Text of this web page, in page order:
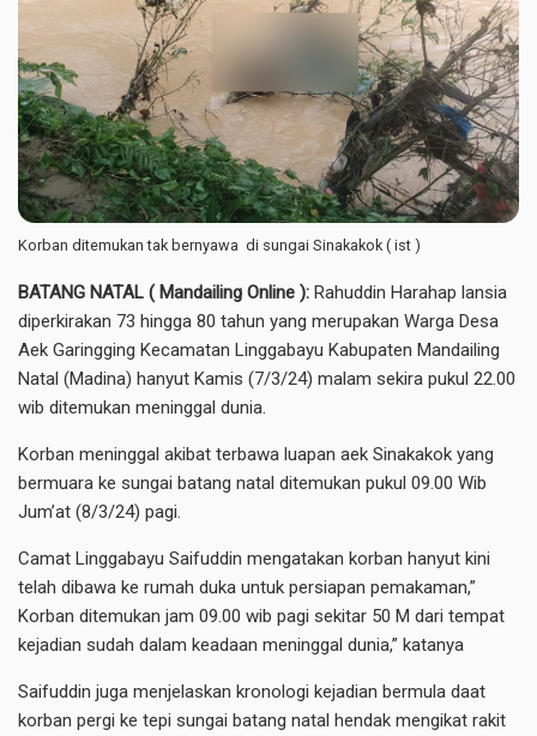
Korban ditemukan tak bernyawa di sungai Sinakakok ( ist )
BATANG NATAL ( Mandailing Online ): Rahuddin Harahap lansia
diperkirakan 73 hingga 80 tahun yang merupakan Warga Desa
Aek Garingging Kecamatan Linggabayu Kabupaten Mandailing
Natal (Madina) hanyut Kamis (7/3/24) malam sekira pukul 22.00
wib ditemukan meninggal dunia.
Korban meninggal akibat terbawa luapan aek Sinakakok yang
bermuara ke sungai batang natal ditemukan pukul 09.00 Wib
Jum’at (8/3/24) pagi.
Camat Linggabayu Saifuddin mengatakan korban hanyut kini
telah dibawa ke rumah duka untuk persiapan pemakaman,”
Korban ditemukan jam 09.00 wib pagi sekitar 50 M dari tempat
kejadian sudah dalam keadaan meninggal dunia,” katanya
Saifuddin juga menjelaskan kronologi kejadian bermula daat
korban pergi ke tepi sungai batang natal hendak mengikat rakit